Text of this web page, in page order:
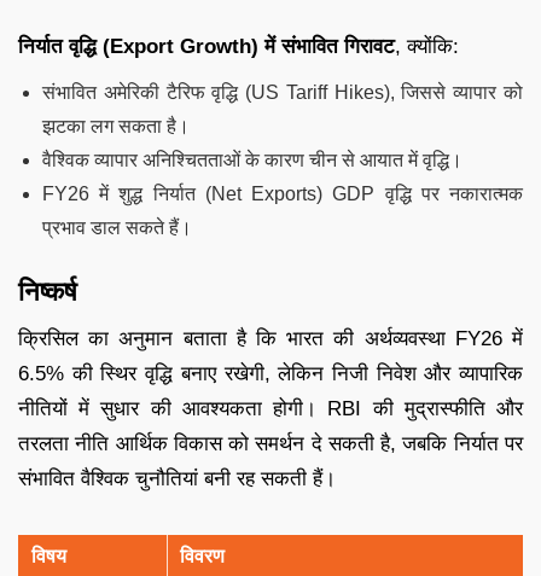
निर्यात वृद्धि (Export Growth) में संभावित गिरावट, क्योंकि:
संभावित अमेरिकी टैरिफ वृद्धि (US Tariff Hikes), जिससे व्यापार को
झटका लग सकता है।
वैश्विक व्यापार अनिश्चितताओं के कारण चीन से आयात में वृद्धि।
FY26 में शुद्ध निर्यात (Net Exports) GDP वृद्धि पर नकारात्मक
प्रभाव डाल सकते हैं।
निष्कर्ष
क्रिसिल का अनुमान बताता है कि भारत की अर्थव्यवस्था FY26 में
6.5% की स्थिर वृद्धि बनाए रखेगी, लेकिन निजी निवेश और व्यापारिक
नीतियों में सुधार की आवश्यकता होगी। RBI की मुद्रास्फीति और
तरलता नीति आर्थिक विकास को समर्थन दे सकती है, जबकि निर्यात पर
संभावित वैश्विक चुनौतियां बनी रह सकती हैं।
विषय विवरण